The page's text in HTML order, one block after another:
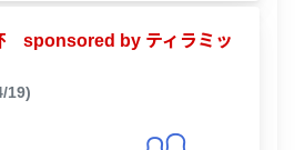
sponsored by ティラミッ
19)